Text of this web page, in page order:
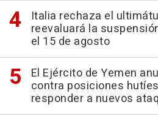
Italia rechaza el
reevaluará la
el 15 de agosto
El Ejército de Yemen
contra posiciones
responder a nuevos